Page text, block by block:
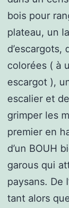
bois pour
plateau, un
d’escargots,
colorées ( à
escargot ),
escalier et
grimper les
premier en
d’un BOUH
garous qui
paysans. De
tant alors